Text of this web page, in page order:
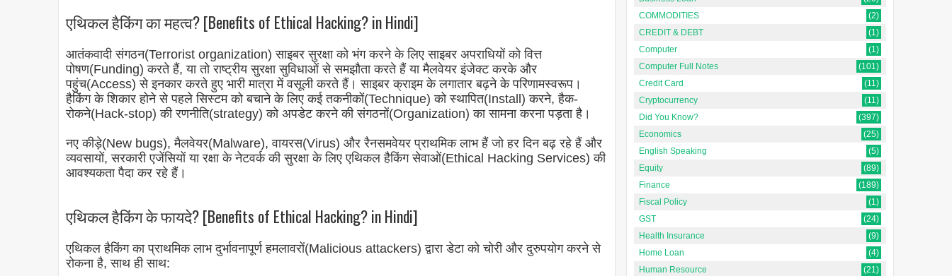
एथिकल हैकिंग का महत्व? [Benefits of Ethical Hacking? in Hindi]
आतंकवादी संगठन(Terrorist organization) साइबर सुरक्षा को भंग करने के लिए साइबर अपराधियों को वित्त
पोषण(Funding) करते हैं, या तो राष्ट्रीय सुरक्षा सुविधाओं से समझौता करते हैं या मैलवेयर इंजेक्ट करके और
पहुंच(Access) से इनकार करते हुए भारी मात्रा में वसूली करते हैं। साइबर क्राइम के लगातार बढ़ने के परिणामस्वरूप।
हैकिंग के शिकार होने से पहले सिस्टम को बचाने के लिए कई तकनीकों(Technique) को स्थापित(Install) करने, हैक-
रोकने(Hack-stop) की रणनीति(strategy) को अपडेट करने की संगठनों(Organization) का सामना करना पड़ता है।
नए कीड़े(New bugs), मैलवेयर(Malware), वायरस(Virus) और रैनसमवेयर प्राथमिक लाभ हैं जो हर दिन बढ़ रहे हैं और
व्यवसायों, सरकारी एजेंसियों या रक्षा के नेटवर्क की सुरक्षा के लिए एथिकल हैकिंग सेवाओं(Ethical Hacking Services) की
आवश्यकता पैदा कर रहे हैं।
एथिकल हैकिंग के फायदे? [Benefits of Ethical Hacking? in Hindi]
एथिकल हैकिंग का प्राथमिक लाभ दुर्भावनापूर्ण हमलावरों(Malicious attackers) द्वारा डेटा को चोरी और दुरुपयोग करने से
रोकना है, साथ ही साथ:
COMMODITIES
(2)
CREDIT & DEBT
(1)
Computer
(1)
Computer Full Notes
(101)
Credit Card
(11)
Cryptocurrency
(11)
Did You Know?
(397)
Economics
(25)
English Speaking
(5)
Equity
(89)
Finance
(189)
Fiscal Policy
(1)
GST
(24)
Health Insurance
(9)
Home Loan
(4)
Human Resource
(21)